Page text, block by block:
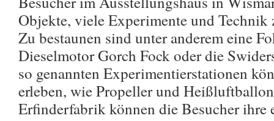
Objekte, viele Experimente und Technik
Zu bestaunen sind unter anderem eine
Dieselmotor Gorch Fock oder die
so genannten Experimentierstationen
erleben, wie Propeller und
Erfinderfabrik können die Besucher ihre